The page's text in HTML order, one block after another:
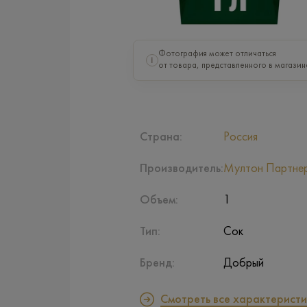
i
Фотография может отличаться
от товара, представленного в
Страна:
Производитель:
Объем:
Тип:
Бренд:
Россия
Мултон
Сок
Добрый
Смотреть все